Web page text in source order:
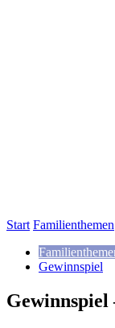
Start Familienthemen
Gewinnspiel